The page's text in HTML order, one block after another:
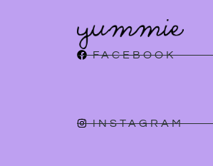
FACEBOOK
INSTAGRAM